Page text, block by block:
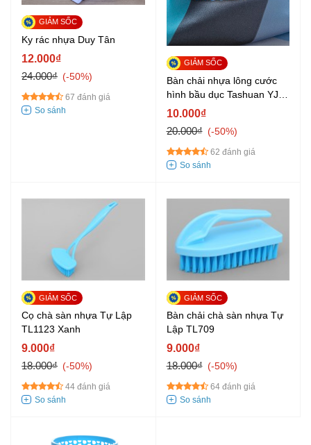
Ky rác nhựa Duy Tân
12.000₫
24.000₫
-50%
67 đánh giá
Bàn chải nhựa lông cước
hình bầu dục Tashuan YJ-
797
10.000₫
20.000₫
-50%
62 đánh giá
Cọ chà sàn nhựa Tự Lập
TL1123 Xanh
9.000₫
18.000₫
-50%
44 đánh giá
Bàn chải chà sàn nhựa Tự
Lập TL709
9.000₫
18.000₫
-50%
64 đánh giá